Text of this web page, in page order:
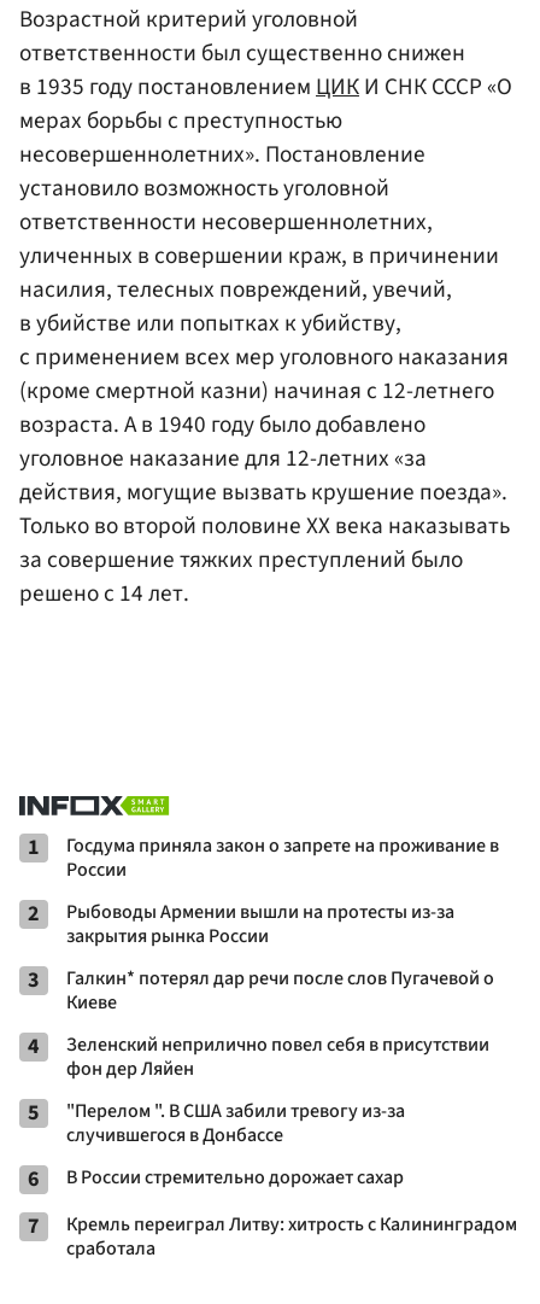
Возрастной критерий уголовной
ответственности был существенно снижен
в 1935 году постановлениемЦИКИ СНК СССР «О
мерах борьбы с преступностью
несовершеннолетних». Постановление
установило возможность уголовной
ответственности несовершеннолетних,
уличенных в совершении краж, в причинении
насилия, телесных повреждений, увечий,
в убийстве или попытках к убийству,
с применением всех мер уголовного наказания
(кроме смертной казни) начиная с 12-летнего
возраста. А в 1940 году было добавлено
уголовное наказание для 12-летних «за
действия, могущие вызвать крушение поезда».
Только во второй половине XX века наказывать
за совершение тяжких преступлений было
решено с 14 лет.
1
Госдума приняла закон о запрете на проживание в
России
2
Рыбоводы Армении вышли на протесты из-за
закрытия рынка России
3
Галкин* потерял дар речи после слов Пугачевой о
Киеве
4
Зеленский неприлично повел cебя в присутствии
фон дер Ляйен
5
"Перелом ". В США забили тревогу из-за
случившегося в Донбассе
6 В России стремительно дорожает сахар
7
Кремль переиграл Литву: хитрость с Калининградом
сработала